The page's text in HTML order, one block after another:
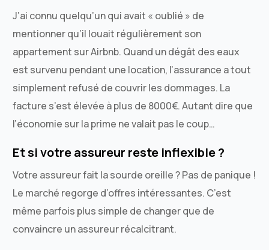
J’ai connu quelqu’un qui avait « oublié » de
mentionner qu’il louait régulièrement son
appartement sur Airbnb. Quand un dégât des eaux
est survenu pendant une location, l’assurance a tout
simplement refusé de couvrir les dommages. La
facture s’est élevée à plus de 8000€. Autant dire que
l’économie sur la prime ne valait pas le coup…
Et si votre assureur reste inflexible ?
Votre assureur fait la sourde oreille ? Pas de panique !
Le marché regorge d’offres intéressantes. C’est
même parfois plus simple de changer que de
convaincre un assureur récalcitrant.